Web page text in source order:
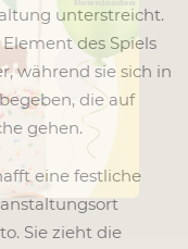
unterstreicht.
des Spiels
während sie sich in
die auf
gehen.
eine festliche
Sie zieht die